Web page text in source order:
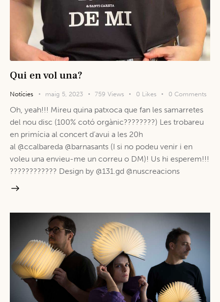
Qui en vol una?
Notícies maig 5, 2023 759 Views 0 Likes 0 Comments
Oh, yeah!!! Mireu quina patxoca que fan les samarretes
del nou disc (100% cotó orgànic????????) Les trobareu
en primícia al concert d’avui a les 20h
al @ccalbareda @barnasants (I si no podeu venir i en
voleu una envieu-me un correu o DM)! Us hi esperem!!!
???????????? Design by @131.gd @nuscreacions